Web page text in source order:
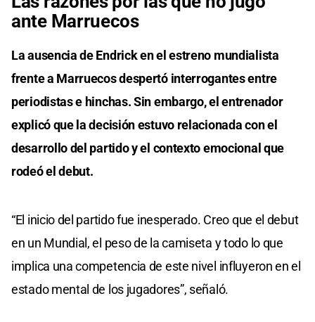
ante Marruecos
La ausencia de Endrick en el estreno mundialista
frente a Marruecos despertó interrogantes entre
periodistas e hinchas. Sin embargo, el entrenador
explicó que la decisión estuvo relacionada con el
desarrollo del partido y el contexto emocional que
rodeó el debut.
“El inicio del partido fue inesperado. Creo que el debut
en un Mundial, el peso de la camiseta y todo lo que
implica una competencia de este nivel influyeron en el
estado mental de los jugadores”, señaló.